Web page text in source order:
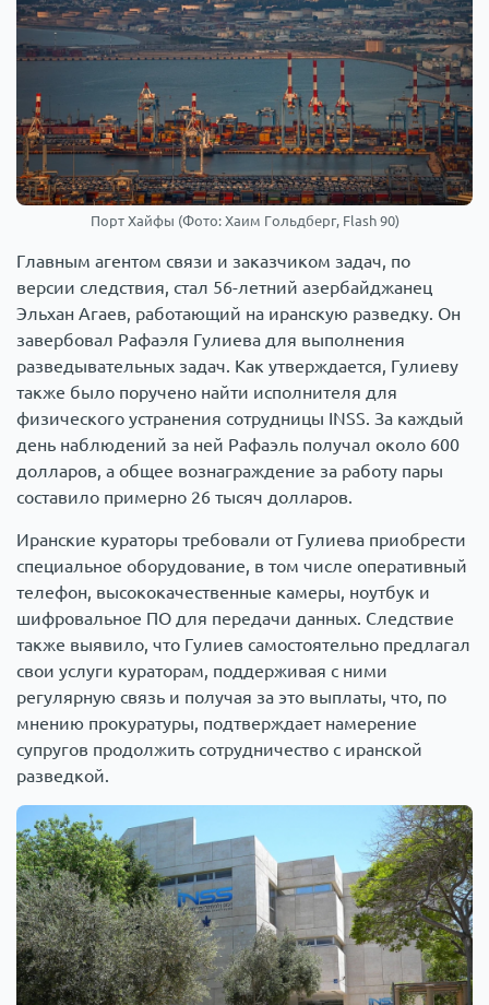
Порт Хайфы (Фото: Хаим Гольдберг, Flash 90)
Главным агентом связи и заказчиком задач, по
версии следствия, стал 56-летний азербайджанец
Эльхан Агаев, работающий на иранскую разведку. Он
завербовал Рафаэля Гулиева для выполнения
разведывательных задач. Как утверждается, Гулиеву
также было поручено найти исполнителя для
физического устранения сотрудницы INSS. За каждый
день наблюдений за ней Рафаэль получал около 600
долларов, а общее вознаграждение за работу пары
составило примерно 26 тысяч долларов.
Иранские кураторы требовали от Гулиева приобрести
специальное оборудование, в том числе оперативный
телефон, высококачественные камеры, ноутбук и
шифровальное ПО для передачи данных. Следствие
также выявило, что Гулиев самостоятельно предлагал
свои услуги кураторам, поддерживая с ними
регулярную связь и получая за это выплаты, что, по
мнению прокуратуры, подтверждает намерение
супругов продолжить сотрудничество с иранской
разведкой.